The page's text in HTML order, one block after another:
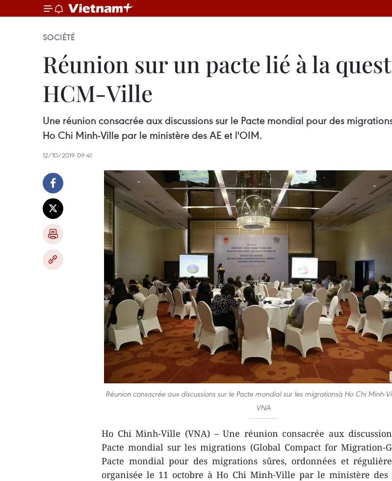
SOCIÉTÉ
Réunion sur un pacte lié à la
HCM-Ville
Une réunion consacrée aux discussions sur le Pacte mondial pour des
Ho Chi Minh-Ville par le ministère des AE et l'OIM.
12/10/2019 09:41
Réunion consacrée aux discussions sur le Pacte mondial sur les migrationsà Ho Chi Minh-
VNA
Ho Chi Minh-Ville (VNA) – Une réunion consacrée aux
Pacte mondial sur les migrations (Global Compact for Migration-
Pacte mondial pour des migrations sûres, ordonnées et
organisée le 11 octobre à Ho Chi Minh-Ville par le ministère des